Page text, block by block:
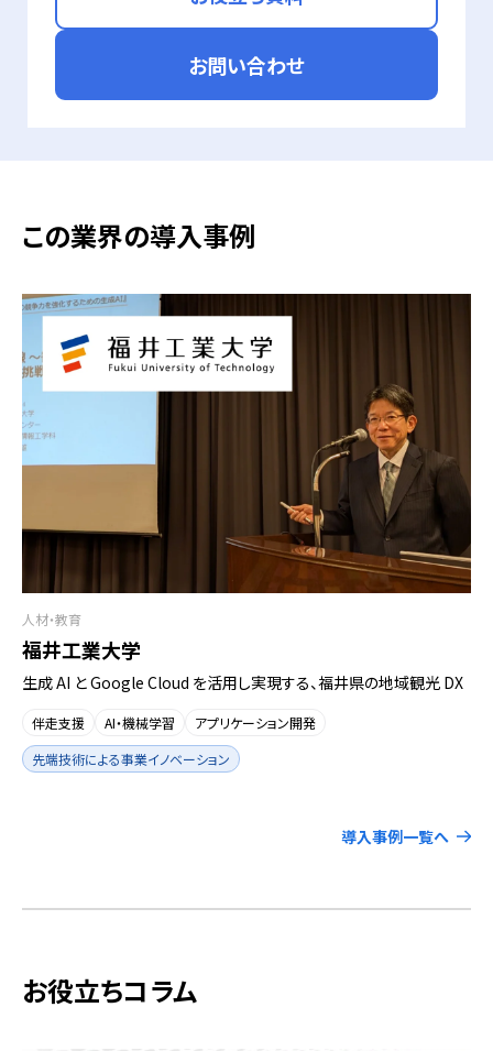
お問い合わせ
この業界の導入事例
人材・教育
福井工業大学
生成 AI と Google Cloud を活用し実現する、福井県の地域観光 DX
伴走支援 AI・機械学習
アプリケーション開発
先端技術による事業イノベーション
導入事例一覧へ
お役立ちコラム